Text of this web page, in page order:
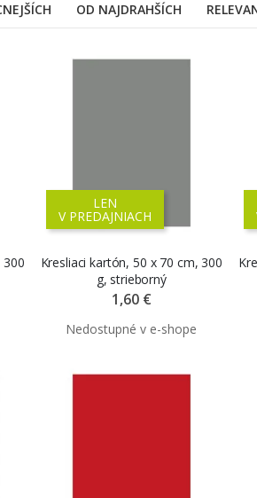
OD NAJDRAHŠÍCH
300
LEN
V PREDAJNIACH
Kresliaci kartón, 50 x 70 cm, 300
g, strieborný
1,60 €